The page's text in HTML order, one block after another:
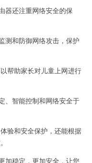
还注重网络安全的保
和防御网络攻击，保护
帮助家长对儿童上网进行
智能控制和网络安全于
验和安全保护，还能根据
稳定，更加安全，让您